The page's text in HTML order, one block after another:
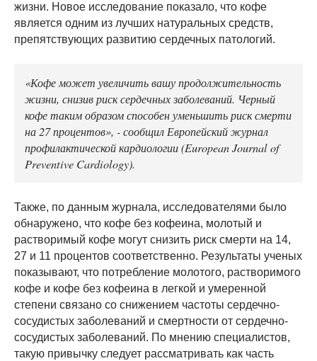
жизни. Новое исследование показало, что кофе
является одним из лучших натуральных средств,
препятствующих развитию сердечных патологий.
«Кофе может увеличить вашу продолжительность
жизни, снизив риск сердечных заболеваний. Черный
кофе таким образом способен уменьшить риск смерти
на 27 процентов», - сообщил Европейский журнал
профилактической кардиологии (European Journal of
Preventive Cardiology).
Также, по данным журнала, исследователями было
обнаружено, что кофе без кофеина, молотый и
растворимый кофе могут снизить риск смерти на 14,
27 и 11 процентов соответственно. Результаты ученых
показывают, что потребление молотого, растворимого
кофе и кофе без кофеина в легкой и умеренной
степени связано со снижением частоты сердечно-
сосудистых заболеваний и смертности от сердечно-
сосудистых заболеваний. По мнению специалистов,
такую привычку следует рассматривать как часть